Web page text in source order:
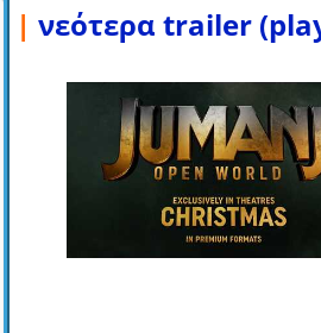
| νεότερα trailer
1/85